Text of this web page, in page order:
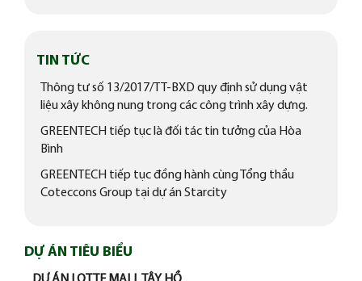
TIN TỨC
Thông tư số 13/2017/TT-BXD​ quy định sử dụng vật
liệu xây không nung trong các công trình xây dựng.
GREENTECH tiếp tục là đối tác tin tưởng của Hòa
Bình
GREENTECH tiếp tục đồng hành cùng Tổng thầu
Coteccons Group tại dự án Starcity
DỰ ÁN TIÊU BIỂU